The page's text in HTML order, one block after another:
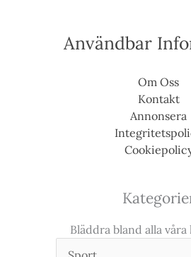
Användbar
Om Oss
Kontakt
Annonsera
Bläddra bland alla